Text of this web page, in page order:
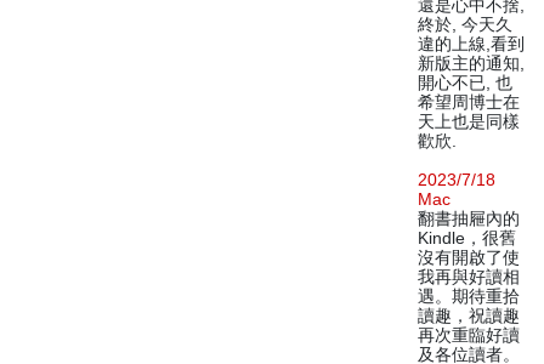
還是心中不捨,
終於, 今天久
違的上線,看到
新版主的通知,
開心不已, 也
希望周博士在
天上也是同樣
歡欣.
2023/7/18
Mac
翻書抽屜內的
Kindle，很舊
沒有開啟了使
我再與好讀相
遇。期待重拾
讀趣，祝讀趣
再次重臨好讀
及各位讀者。